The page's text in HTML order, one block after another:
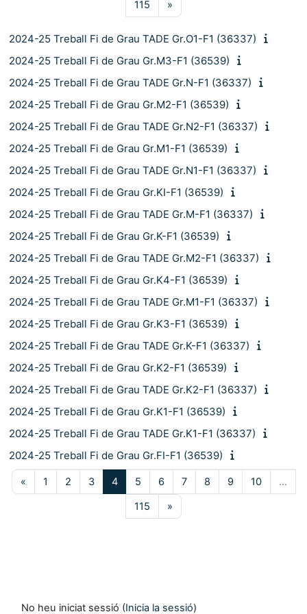
115Pàgina 115
»Pàgina següent
2024-25 Treball Fi de Grau TADE Gr.O1-F1 (36337)
2024-25 Treball Fi de Grau Gr.M3-F1 (36539)
2024-25 Treball Fi de Grau TADE Gr.N-F1 (36337)
2024-25 Treball Fi de Grau Gr.M2-F1 (36539)
2024-25 Treball Fi de Grau TADE Gr.N2-F1 (36337)
2024-25 Treball Fi de Grau Gr.M1-F1 (36539)
2024-25 Treball Fi de Grau TADE Gr.N1-F1 (36337)
2024-25 Treball Fi de Grau Gr.KI-F1 (36539)
2024-25 Treball Fi de Grau TADE Gr.M-F1 (36337)
2024-25 Treball Fi de Grau Gr.K-F1 (36539)
2024-25 Treball Fi de Grau TADE Gr.M2-F1 (36337)
2024-25 Treball Fi de Grau Gr.K4-F1 (36539)
2024-25 Treball Fi de Grau TADE Gr.M1-F1 (36337)
2024-25 Treball Fi de Grau Gr.K3-F1 (36539)
2024-25 Treball Fi de Grau TADE Gr.K-F1 (36337)
2024-25 Treball Fi de Grau Gr.K2-F1 (36539)
2024-25 Treball Fi de Grau TADE Gr.K2-F1 (36337)
2024-25 Treball Fi de Grau Gr.K1-F1 (36539)
2024-25 Treball Fi de Grau TADE Gr.K1-F1 (36337)
2024-25 Treball Fi de Grau Gr.FI-F1 (36539)
«Pàgina anterior
1 Pàgina 1
2Pàgina 2
3Pàgina 3
4Pàgina 4
5Pàgina 5
6Pàgina 6
7Pàgina 7
8Pàgina 8
9Pàgina 9
10Pàgina 10
…
115Pàgina 115
»Pàgina següent
No heu iniciat sessió (Inicia la sessió)